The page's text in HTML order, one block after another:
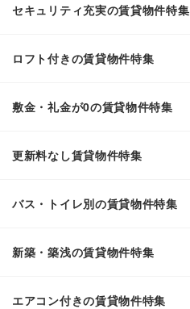
セキュリティ充実の賃貸物件特集
ロフト付きの賃貸物件特集
敷金・礼金が0の賃貸物件特集
更新料なし賃貸物件特集
バス・トイレ別の賃貸物件特集
新築・築浅の賃貸物件特集
エアコン付きの賃貸物件特集